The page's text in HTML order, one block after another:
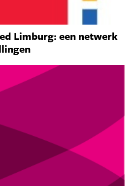
Limburg: een netwerk